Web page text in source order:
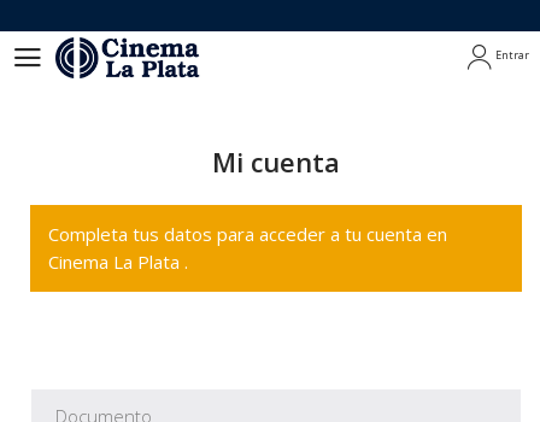
Entrar
Mi cuenta
Completa tus datos para acceder a tu cuenta en
Cinema La Plata .